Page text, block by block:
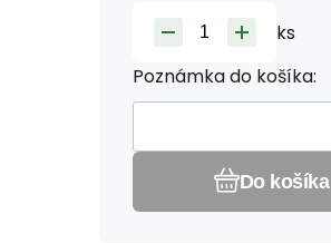
ks
Poznámka do košíka:
Do košíka